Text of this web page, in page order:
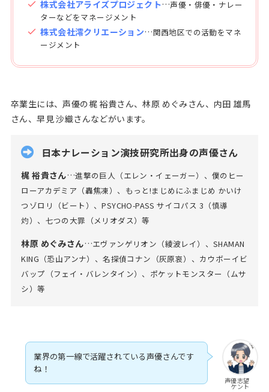
株式会社アライズプロジェクト…声優・俳優・ナレー
ターなどをマネージメント
株式会社澪クリエーション…関西地区での活動をマネ
ージメント
卒業生には、声優の梶 裕貴さん、林原 めぐみさん、内田 雄馬
さん、早見 沙織さんなどがいます。
日本ナレーション演技研究所出身の声優さん
梶 裕貴さん…進撃の巨人（エレン・イェーガー）、僕のヒー
ローアカデミア（轟焦凍）、もっと!まじめにふまじめ かいけ
つゾロリ（ビート）、PSYCHO-PASS サイコパス 3（慎導
灼）、七つの大罪（メリオダス）等
林原 めぐみさん…エヴァンゲリオン（綾波レイ）、SHAMAN
KING（恐山アンナ）、名探偵コナン（灰原哀）、カウボーイビ
バップ（フェイ・バレンタイン）、ポケットモンスター（ムサ
シ）等
声優志望
ケント
業界の第一線で活躍されている声優さんです
ね！